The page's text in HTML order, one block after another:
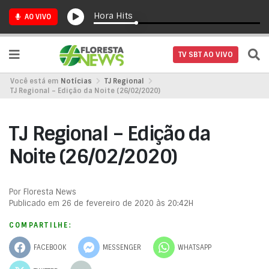
AO VIVO Hora Hits
TV SBT AO VIVO
Você está em Notícias
TJ Regional
TJ Regional – Edição da Noite (26/02/2020)
TJ Regional – Edição da
Noite (26/02/2020)
Por Floresta News
Publicado em 26 de fevereiro de 2020 às 20:42H
COMPARTILHE:
FACEBOOK MESSENGER WHATSAPP